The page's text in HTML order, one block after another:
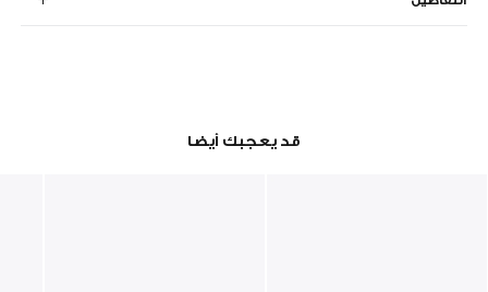
قد يعجبك أيضا